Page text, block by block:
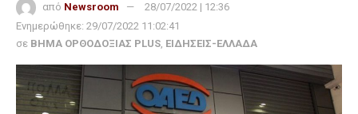
από Newsroom
28/07/2022 | 12:36
Ενημερώθηκε: 29/07/2022 11:02:41
σε ΒΗΜΑ ΟΡΘΟΔΟΞΙΑΣ PLUS, ΕΙΔΗΣΕΙΣ-ΕΛΛΑΔΑ